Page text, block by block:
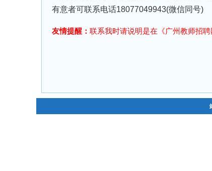
有意者可联系电话18077049943(微信同号)
友情提醒： 联系我时请说明是在《广州教师招聘